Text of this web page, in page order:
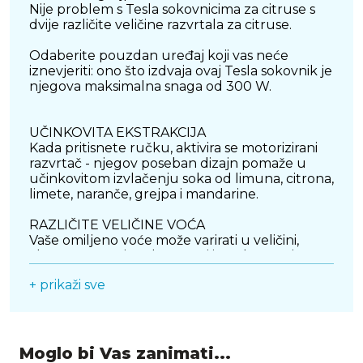
Nije problem s Tesla sokovnicima za citruse s
dvije različite veličine razvrtala za citruse.
Odaberite pouzdan uređaj koji vas neće
iznevjeriti: ono što izdvaja ovaj Tesla sokovnik je
njegova maksimalna snaga od 300 W.
UČINKOVITA EKSTRAKCIJA
Kada pritisnete ručku, aktivira se motorizirani
razvrtač - njegov poseban dizajn pomaže u
učinkovitom izvlačenju soka od limuna, citrona,
limete, naranče, grejpa i mandarine.
RAZLIČITE VELIČINE VOĆA
Vaše omiljeno voće može varirati u veličini,
citrusa.
FILTER ZA PULPU
+ prikaži sve
Moglo bi Vas zanimati...